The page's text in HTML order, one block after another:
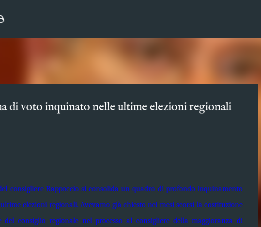
di voto inquinato nelle ultime elezioni regionali
consigliere Rappoccio si consolida un quadro di profondo inquinamento
elezioni regionali. Avevamo già chiesto nei mesi scorsi la costituzione
consiglio regionale nel processo al consigliere della maggioranza di